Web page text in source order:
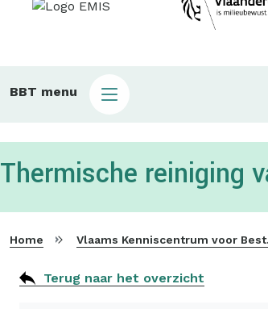
Main
bbt
BBT menu
Thermische reiniging
Home Vlaams Kenniscentrum voor Beste Beschikbare Technieken
Terug naar het overzicht